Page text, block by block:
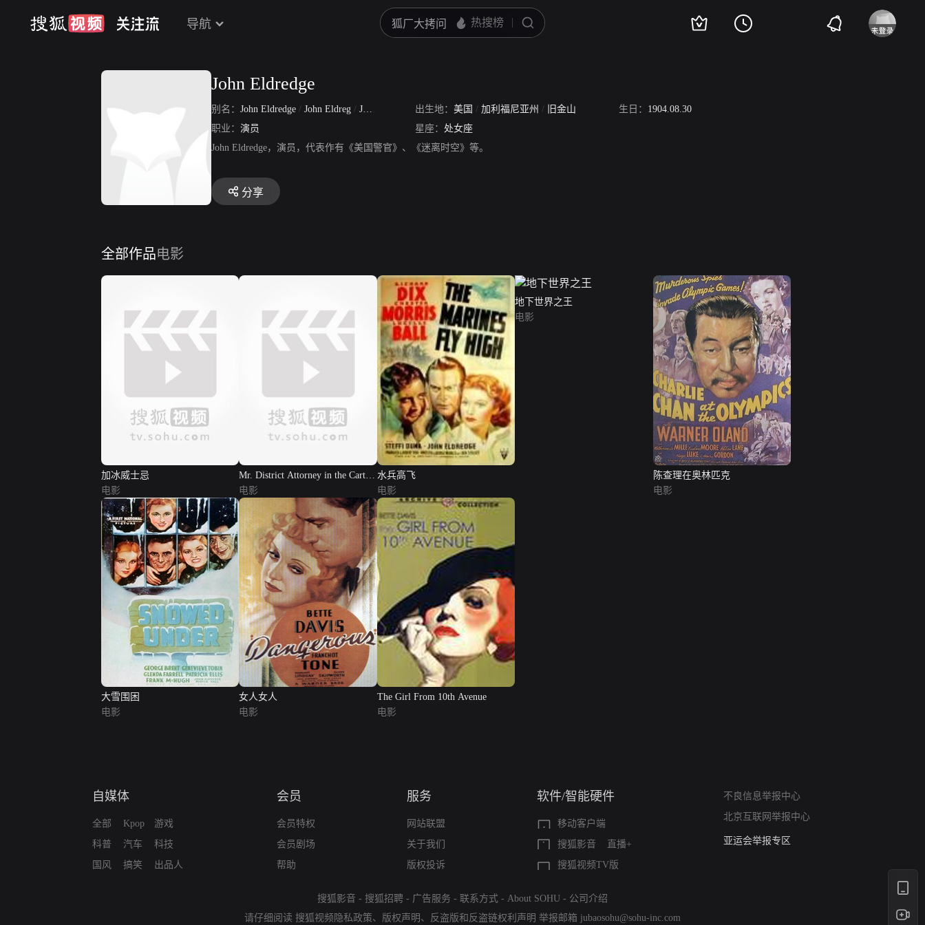
导航
John Eldredge
别名： John Eldredge / John Eldreg / John Eldridge /John Elredge
出生地： 美国 / 加利福尼亚州 / 旧金山 生日： 1904.08.30
职业： 演员 星座： 处女座
John Eldredge，演员，代表作有《美国警官》、《迷离时空》等。
分享
全部作品电影
加冰威士忌
电影
Mr. District Attorney in the Carter
Case
电影
水兵高飞
电影
地下世界之王
电影
陈查理在奥林匹克
电影
大雪围困
电影
女人女人
电影
The Girl From 10th Avenue
电影
自媒体
全部
科普
国风
Kpop
汽车
搞笑
游戏
科技
出品人
会员
会员特权
会员剧场
帮助
服务
网站联盟
关于我们
版权投诉
软件/智能硬件
移动客户端
搜狐影音
直播+
搜狐视频TV版
不良信息举报中心
北京互联网举报中心
算法推荐专项举报
亚运会举报专区
搜狐影音 - 搜狐招聘 - 广告服务 - 联系方式 - About SOHU - 公司介绍
请仔细阅读 搜狐视频隐私政策、 版权声明 、 反盗版和反盗链权利声明 举报邮箱 jubaosohu@sohu-inc.com